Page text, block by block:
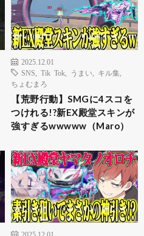
2025.12.01
SNS
Tik Tok うまい キル集
ちょむまろ
【荒野行動】SMGに4スコを
つけれる!?新EX殿堂スキンが
強すぎるwwwww（Maro）
2025.12.01